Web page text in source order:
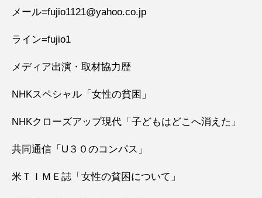
メール=fujio1121@yahoo.co.jp
ライン=fujio1
メディア出演・取材協力歴
NHKスペシャル「女性の貧困」
NHKクローズアップ現代「子どもはどこへ消えた」
共同通信「U３０のコンパス」
米ＴＩＭＥ誌「女性の貧困について」